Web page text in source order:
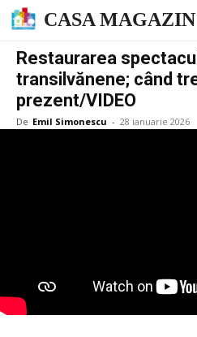
CASA MAGAZIN
Restaurarea
transilvănene; când
prezent/VIDEO
De Emil Simonescu - 28 ianuarie 2026